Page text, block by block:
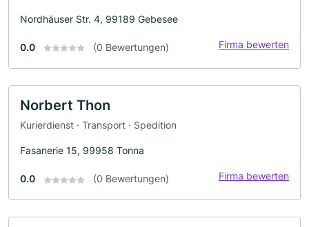
Nordhäuser Str. 4, 99189 Gebesee
0.0 (0 Bewertungen) Firma bewerten
Norbert Thon
Kurierdienst · Transport · Spedition
Fasanerie 15, 99958 Tonna
0.0 (0 Bewertungen) Firma bewerten